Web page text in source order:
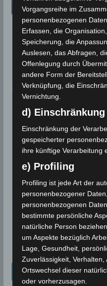
15 Juli – Do., 16
16. Juli 2020
Juni 2020:
Akouda, Tunesien
1. Juli 2020
Kalenderblatt Neu
Vorgangsreihe im
personenbezogenen
Erfassen, die
Speicherung, die
Auslesen, das Abfragen,
Offenlegung durch
andere Form der
Verknüpfung, die
Vernichtung.
d)
Einschränkung der
gespeicherter
ihre künftige Verarbeitung
e) Profiling
Profiling ist jede Art der
personenbezogener
personenbezogenen
bestimmte persönliche
natürliche Person
um Aspekte bezüglich
Lage, Gesundheit,
Zuverlässigkeit,
Ortswechsel dieser
oder vorherzusagen.